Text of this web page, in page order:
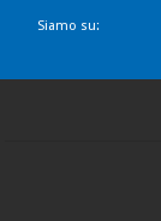
Siamo su: